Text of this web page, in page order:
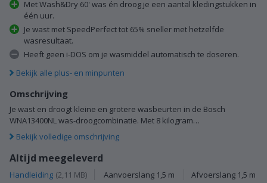
Met Wash&Dry 60' was én droog je een aantal kledingstukken in
één uur.
Je wast met SpeedPerfect tot 65% sneller met hetzelfde
wasresultaat.
Heeft geen i-DOS om je wasmiddel automatisch te doseren.
Bekijk alle plus- en minpunten
Omschrijving
Je wast en droogt kleine en grotere wasbeurten in de Bosch
WNA13400NL was-droogcombinatie. Met 8 kilogram…
Bekijk volledige omschrijving
Altijd meegeleverd
Handleiding (2,11 MB) Aanvoerslang 1,5 m Afvoerslang 1,5 m